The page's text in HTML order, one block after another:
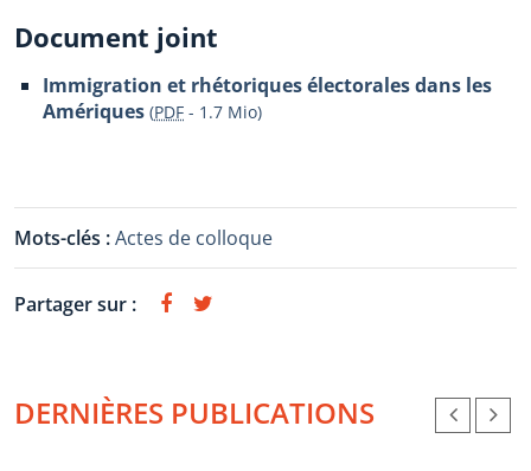
Document joint
Immigration et rhétoriques électorales dans les
Amériques (PDF - 1.7 Mio)
Mots-clés :Actes de colloque
Partager sur :
DERNIÈRES PUBLICATIONS